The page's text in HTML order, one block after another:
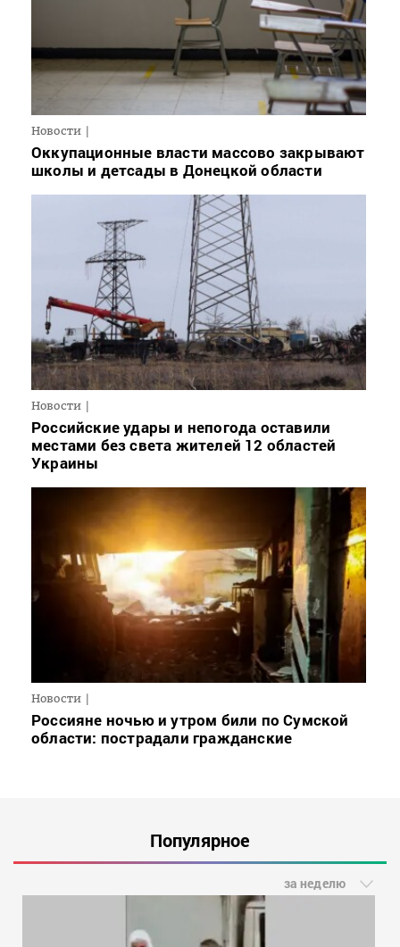
Новости
Оккупационные власти массово закрывают
школы и детсады в Донецкой области
Новости
Российские удары и непогода оставили
местами без света жителей 12 областей
Украины
Новости
Россияне ночью и утром били по Сумской
области: пострадали гражданские
Популярное
за неделю